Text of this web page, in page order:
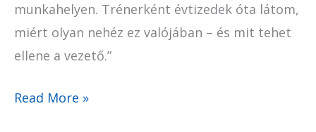
munkahelyen. Trénerként évtizedek óta látom,
miért olyan nehéz ez valójában – és mit tehet
ellene a vezető.”
Read More »